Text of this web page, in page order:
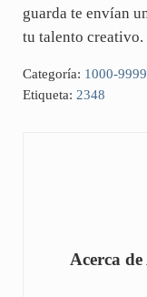
guarda te envían
tu talento creativo.
Categoría: 1000-9999
Etiqueta: 2348
Acerca de